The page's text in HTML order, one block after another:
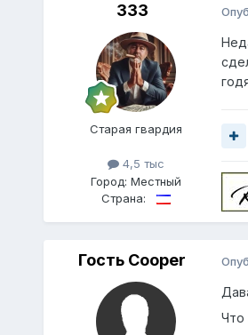
333
Старая гвардия
4,5 тыс
Город: Местный
Страна:
Гость Cooper
Что